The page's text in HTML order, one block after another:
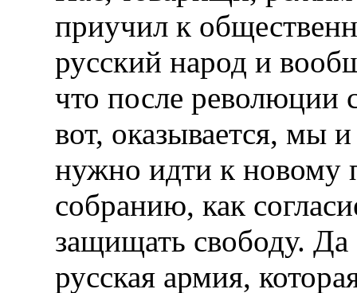
приучил к
русский народ и
что после революции
вот, оказывается, мы
нужно идти к новому
собранию, как
защищать свободу. Да
русская армия,